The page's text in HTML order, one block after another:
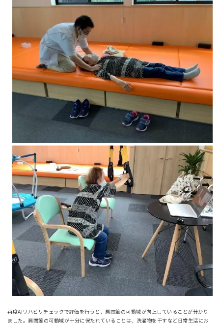
再度AIリハビリチェックで評価を行うと、肩関節の可動域が向上していることが分かり
ました。肩関節の可動域が十分に保たれていることは、洗濯物を干すなど日常生活にお